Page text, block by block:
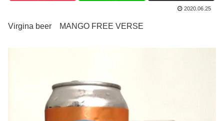
2020.06.25
Virgina beer MANGO FREE VERSE